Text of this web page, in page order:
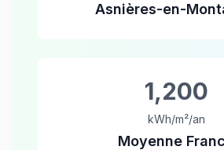
Asnières-en-
1,200
kWh/m²/an
Moyenne